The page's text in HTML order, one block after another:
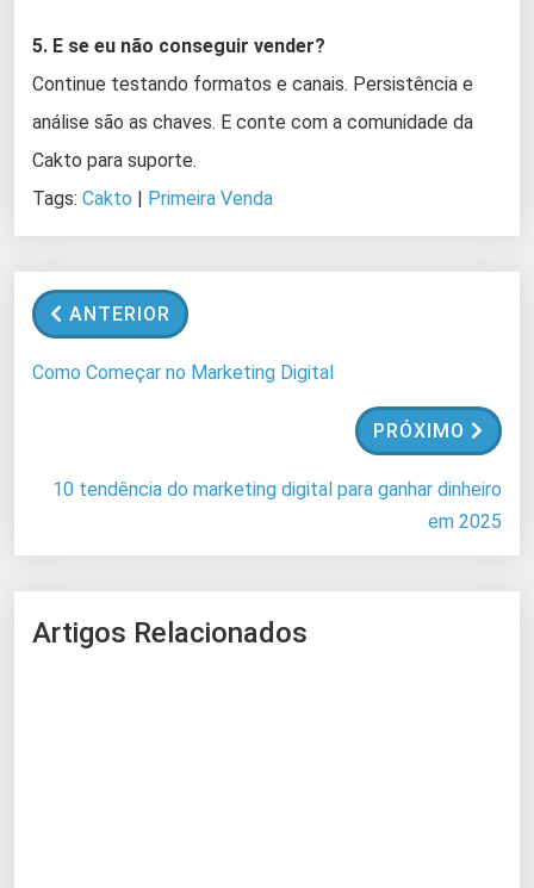
5. E se eu não conseguir vender?
Continue testando formatos e canais. Persistência e
análise são as chaves. E conte com a comunidade da
Cakto para suporte.
Tags: Cakto | Primeira Venda
ANTERIOR
Como Começar no Marketing Digital
PRÓXIMO
10 tendência do marketing digital para ganhar dinheiro
em 2025
Artigos Relacionados